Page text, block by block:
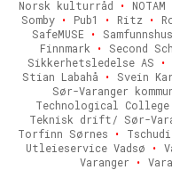
Norsk kulturråd
• NOTAM
Somby • Pub1 • Ritz •
SafeMUSE
•
Finnmark
• Second
Sikkerhetsledelse AS
•
Stian Labahå
• Svein
Sør-Varanger
Technological College
Teknisk drift/ Sør-
Torfinn Sørnes
•
Utleieservice Vadsø
•
Varanger
•